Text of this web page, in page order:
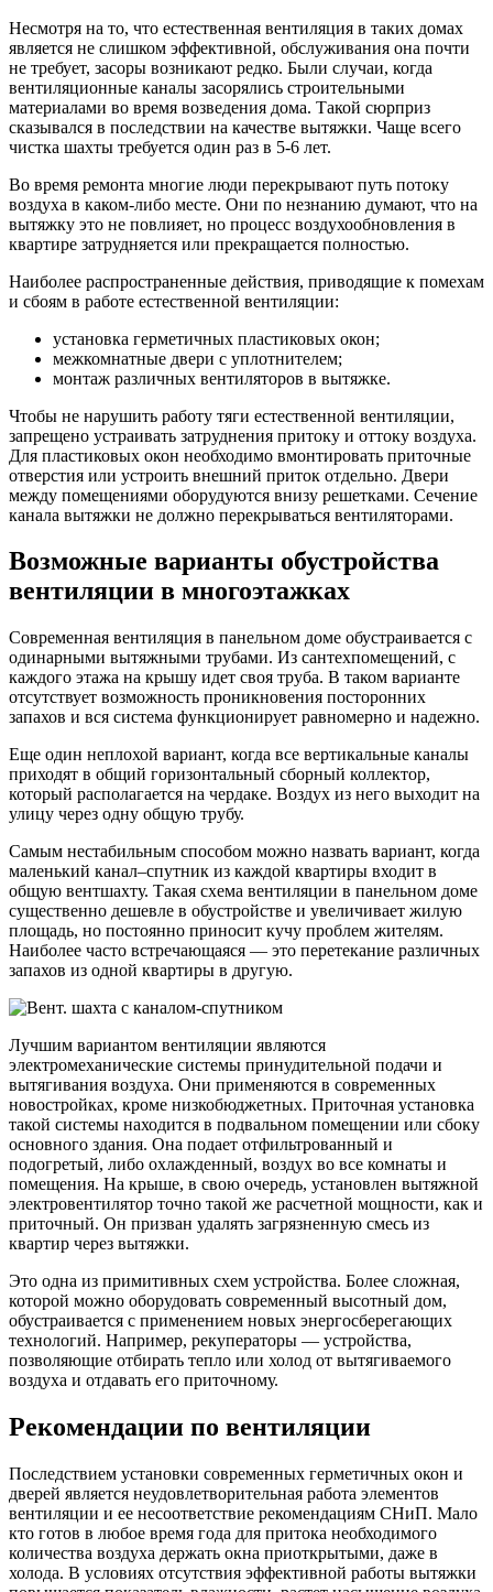
Несмотря на то, что естественная вентиляция в таких домах
является не слишком эффективной, обслуживания она почти
не требует, засоры возникают редко. Были случаи, когда
вентиляционные каналы засорялись строительными
материалами во время возведения дома. Такой сюрприз
сказывался в последствии на качестве вытяжки. Чаще всего
чистка шахты требуется один раз в 5-6 лет.
Во время ремонта многие люди перекрывают путь потоку
воздуха в каком-либо месте. Они по незнанию думают, что на
вытяжку это не повлияет, но процесс воздухообновления в
квартире затрудняется или прекращается полностью.
Наиболее распространенные действия, приводящие к помехам
и сбоям в работе естественной вентиляции:
установка герметичных пластиковых окон;
межкомнатные двери с уплотнителем;
монтаж различных вентиляторов в вытяжке.
Чтобы не нарушить работу тяги естественной вентиляции,
запрещено устраивать затруднения притоку и оттоку воздуха.
Для пластиковых окон необходимо вмонтировать приточные
отверстия или устроить внешний приток отдельно. Двери
между помещениями оборудуются внизу решетками. Сечение
канала вытяжки не должно перекрываться вентиляторами.
Возможные варианты обустройства
вентиляции в многоэтажках
Современная вентиляция в панельном доме обустраивается с
одинарными вытяжными трубами. Из сантехпомещений, с
каждого этажа на крышу идет своя труба. В таком варианте
отсутствует возможность проникновения посторонних
запахов и вся система функционирует равномерно и надежно.
Еще один неплохой вариант, когда все вертикальные каналы
приходят в общий горизонтальный сборный коллектор,
который располагается на чердаке. Воздух из него выходит на
улицу через одну общую трубу.
Самым нестабильным способом можно назвать вариант, когда
маленький канал–спутник из каждой квартиры входит в
общую вентшахту. Такая схема вентиляции в панельном доме
существенно дешевле в обустройстве и увеличивает жилую
площадь, но постоянно приносит кучу проблем жителям.
Наиболее часто встречающаяся — это перетекание различных
запахов из одной квартиры в другую.
Лучшим вариантом вентиляции являются
электромеханические системы принудительной подачи и
вытягивания воздуха. Они применяются в современных
новостройках, кроме низкобюджетных. Приточная установка
такой системы находится в подвальном помещении или сбоку
основного здания. Она подает отфильтрованный и
подогретый, либо охлажденный, воздух во все комнаты и
помещения. На крыше, в свою очередь, установлен вытяжной
электровентилятор точно такой же расчетной мощности, как и
приточный. Он призван удалять загрязненную смесь из
квартир через вытяжки.
Это одна из примитивных схем устройства. Более сложная,
которой можно оборудовать современный высотный дом,
обустраивается с применением новых энергосберегающих
технологий. Например, рекуператоры — устройства,
позволяющие отбирать тепло или холод от вытягиваемого
воздуха и отдавать его приточному.
Рекомендации по вентиляции
Последствием установки современных герметичных окон и
дверей является неудовлетворительная работа элементов
вентиляции и ее несоответствие рекомендациям СНиП. Мало
кто готов в любое время года для притока необходимого
количества воздуха держать окна приоткрытыми, даже в
холода. В условиях отсутствия эффективной работы вытяжки